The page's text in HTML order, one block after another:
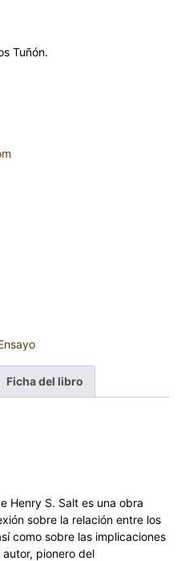
Tuñón.
Ficha del libro
Henry S. Salt es una obra
sobre la relación entre los
como sobre las implicaciones
pionero del